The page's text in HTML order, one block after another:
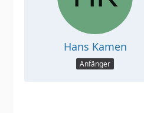
Hans Kamen
Anfänger